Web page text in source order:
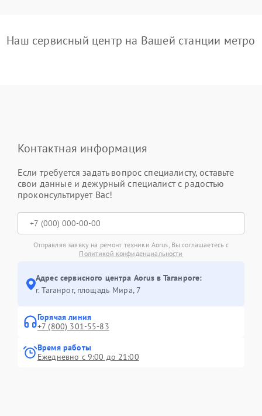
Наш сервисный центр на Вашей станции метро
Контактная информация
Если требуется задать вопрос специалисту, оставьте
свои данные и дежурный специалист с радостью
проконсультирует Вас!
Отправляя заявку на ремонт техники Aorus, Вы соглашаетесь с
Политикой конфиденциальности
Адрес сервисного центра Aorus в Таганроге:
г. Таганрог, площадь Мира, 7
Горячая линия
+7 (800) 301-55-83
Время работы
Ежедневно с 9:00 до 21:00